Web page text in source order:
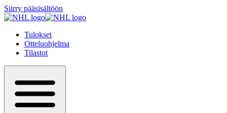
Siirry pääsisältöön
Tulokset
Otteluohjelma
Tilastot